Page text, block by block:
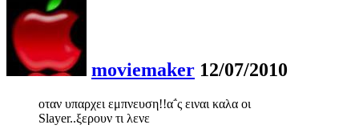
moviemaker 12/07/2010
οταν υπαρχει εμπνευση!!α΅ς ειναι καλα οι
Slayer..ξερουν τι λενε